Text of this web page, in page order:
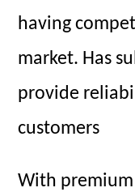
having
market. Has
provide
customers
With premium